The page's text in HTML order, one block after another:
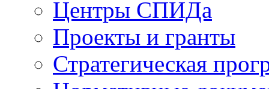
Центры СПИДа
Проекты и гранты
Стратегическая